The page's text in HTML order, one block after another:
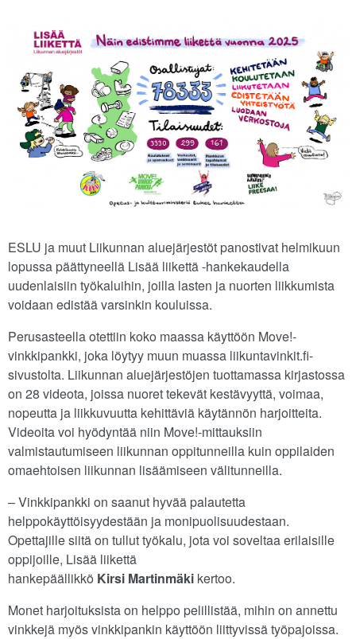
ESLU ja muut Liikunnan aluejärjestöt panostivat helmikuun
lopussa päättyneellä Lisää liikettä -hankekaudella
uudenlaisiin työkaluihin, joilla lasten ja nuorten liikkumista
voidaan edistää varsinkin kouluissa.
Perusasteella otettiin koko maassa käyttöön Move!-
vinkkipankki, joka löytyy muun muassa liikuntavinkit.fi-
sivustolta. Liikunnan aluejärjestöjen tuottamassa kirjastossa
on 28 videota, joissa nuoret tekevät kestävyyttä, voimaa,
nopeutta ja liikkuvuutta kehittäviä käytännön harjoitteita.
Videoita voi hyödyntää niin Move!-mittauksiin
valmistautumiseen liikunnan oppitunneilla kuin oppilaiden
omaehtoisen liikunnan lisäämiseen välitunneilla.
– Vinkkipankki on saanut hyvää palautetta
helppokäyttöisyydestään ja monipuolisuudestaan.
Opettajille siitä on tullut työkalu, jota voi soveltaa erilaisille
oppijoille, Lisää liikettä
hankepäällikkö Kirsi Martinmäki kertoo.
Monet harjoituksista on helppo pelillistää, mihin on annettu
vinkkejä myös vinkkipankin käyttöön liittyvissä työpajoissa.